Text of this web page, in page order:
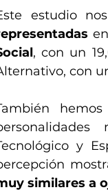
estudio
, con un
con
y
similares a